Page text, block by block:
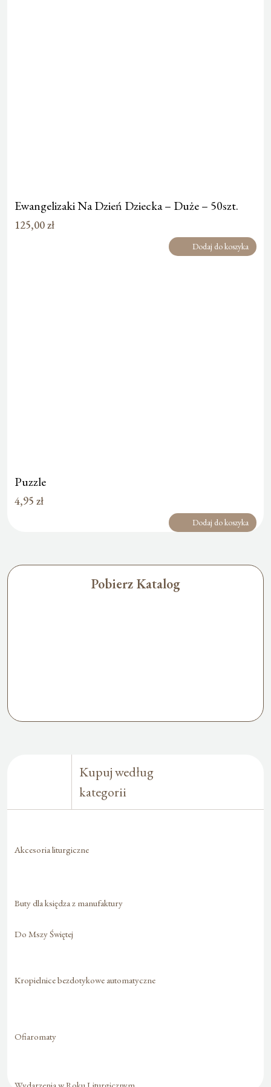
Ewangelizaki Na Dzień Dziecka – Duże – 50szt.
125,00zł
Dodaj do koszyka
Puzzle
4,95 zł
Dodaj do koszyka
Pobierz Katalog
Kupuj według
kategorii
Akcesoria liturgiczne
Buty dla księdza z manufaktury
Do Mszy Świętej
Kropielnice bezdotykowe automatyczne
Ofiaromaty